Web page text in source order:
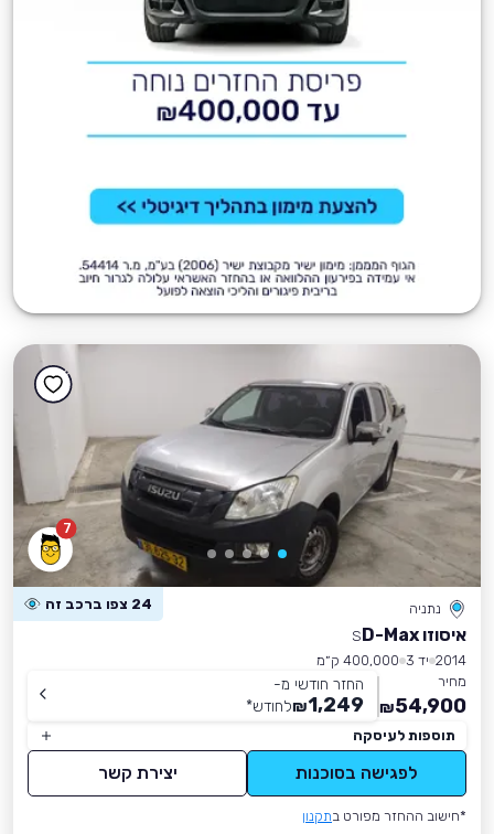
7
נתניה 24 צפו ברכב זה
איסוזו D-Max
S
2014 יד 3
400,000 ק״מ
מחיר
54,900
₪
החזר חודשי מ-
1,249
₪לחודש*
תוספות לעיסקה
לפגישה בסוכנות יצירת קשר
*חישוב ההחזר מפורט בתקנון